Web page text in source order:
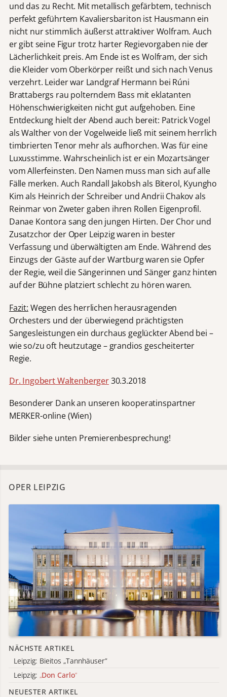
und das zu Recht. Mit metallisch gefärbtem, technisch
perfekt geführtem Kavaliersbariton ist Hausmann ein
nicht nur stimmlich äußerst attraktiver Wolfram. Auch
er gibt seine Figur trotz harter Regievorgaben nie der
Lächerlichkeit preis. Am Ende ist es Wolfram, der sich
die Kleider vom Oberkörper reißt und sich nach Venus
verzehrt. Leider war Landgraf Hermann bei Rúni
Brattabergs rau polterndem Bass mit eklatanten
Höhenschwierigkeiten nicht gut aufgehoben. Eine
Entdeckung hielt der Abend auch bereit: Patrick Vogel
als Walther von der Vogelweide ließ mit seinem herrlich
timbrierten Tenor mehr als aufhorchen. Was für eine
Luxusstimme. Wahrscheinlich ist er ein Mozartsänger
vom Allerfeinsten. Den Namen muss man sich auf alle
Fälle merken. Auch Randall Jakobsh als Biterol, Kyungho
Kim als Heinrich der Schreiber und Andrii Chakov als
Reinmar von Zweter gaben ihren Rollen Eigenprofil.
Danae Kontora sang den jungen Hirten. Der Chor und
Zusatzchor der Oper Leipzig waren in bester
Verfassung und überwältigten am Ende. Während des
Einzugs der Gäste auf der Wartburg waren sie Opfer
der Regie, weil die Sängerinnen und Sänger ganz hinten
auf der Bühne platziert schlecht zu hören waren.
Fazit: Wegen des herrlichen herausragenden
Orchesters und der überwiegend prächtigsten
Sangesleistungen ein durchaus geglückter Abend bei –
wie so/zu oft heutzutage – grandios gescheiterter
Regie.
Dr. Ingobert Waltenberger30.3.2018
Besonderer Dank an unseren kooperatinspartner
MERKER-online (Wien)
Bilder siehe unten Premierenbesprechung!
OPER LEIPZIG
NÄCHSTE ARTIKEL
Leipzig: Bieitos „Tannhäuser”
Leipzig: „Don Carlo“
NEUESTER ARTIKEL